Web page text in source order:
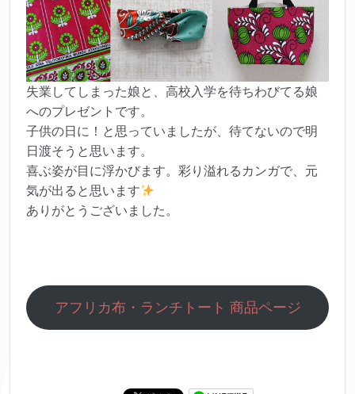
失業してしまった娘と、高校入学を待ちわびてる娘
へのプレゼントです。
子供の日に！と思っていましたが、待てないので明
日渡そうと思います。
喜ぶ姿が目に浮かびます。彩り溢れるカンガで、元
気が出ると思います
ありがとうございました。
アフリカ布・ランチトート 商品ページ